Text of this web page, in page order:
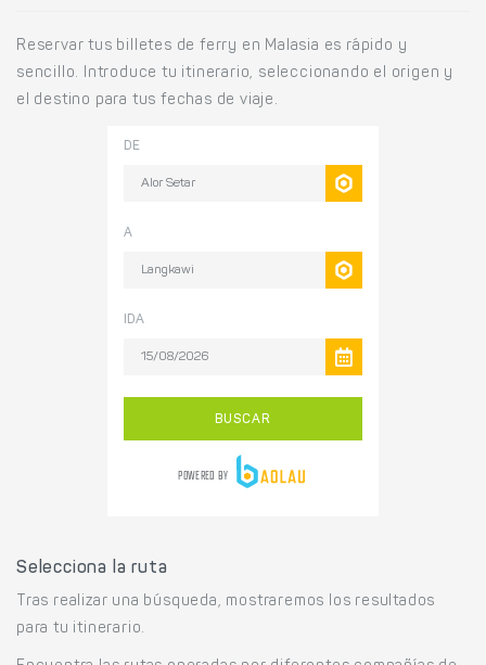
Reservar tus billetes de ferry en Malasia es rápido y
sencillo. Introduce tu itinerario, seleccionando el origen y
el destino para tus fechas de viaje.
Selecciona la ruta
Tras realizar una búsqueda, mostraremos los resultados
para tu itinerario.